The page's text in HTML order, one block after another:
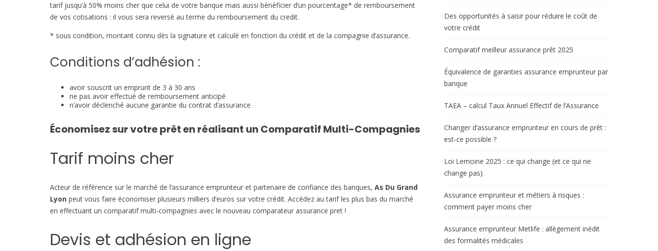
tarif jusqu’à 50% moins cher que celui de votre banque mais aussi bénéficier d’un pourcentage* de remboursement
de vos cotisations : il vous sera reversé au terme du remboursement du credit.
* sous condition, montant connu dès la signature et calculé en fonction du crédit et de la compagnie d’assurance.
Conditions d’adhésion :
avoir souscrit un emprunt de 3 à 30 ans
ne pas avoir effectué de remboursement anticipé
n’avoir déclenché aucune garantie du contrat d’assurance
Économisez sur votre prêt en réalisant un Comparatif Multi-Compagnies
Tarif moins cher
Acteur de référence sur le marché de l’assurance emprunteur et partenaire de confiance des banques, As Du Grand
Lyon peut vous faire économiser plusieurs milliers d’euros sur votre crédit. Accédez au tarif les plus bas du marché
en effectuant un comparatif multi-compagnies avec le nouveau comparateur assurance pret !
Devis et adhésion en ligne
Des opportunités à saisir pour réduire le coût de
votre crédit
Comparatif meilleur assurance prêt 2025
Équivalence de garanties assurance emprunteur par
banque
TAEA – calcul Taux Annuel Effectif de l’Assurance
Changer d’assurance emprunteur en cours de prêt :
est-ce possible ?
Loi Lemoine 2025 : ce qui change (et ce qui ne
change pas)
Assurance emprunteur et métiers à risques :
comment payer moins cher
Assurance emprunteur Metlife : allègement inédit
des formalités médicales